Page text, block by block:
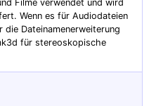
Filme verwendet und wird
Wenn es für Audiodateien
Dateinamenerweiterung
für stereoskopische